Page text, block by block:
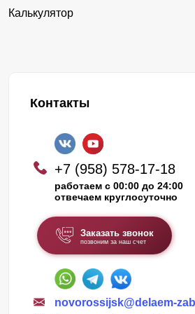
Калькулятор
Контакты
+7 (958) 578-17-18
работаем с 00:00 до 24:00
отвечаем круглосуточно
Заказать звонок
позвоним за наш счет
novorossijsk@delaem-